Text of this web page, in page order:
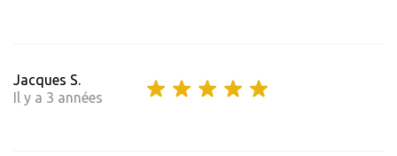
Jacques S.
Il y a 3 années